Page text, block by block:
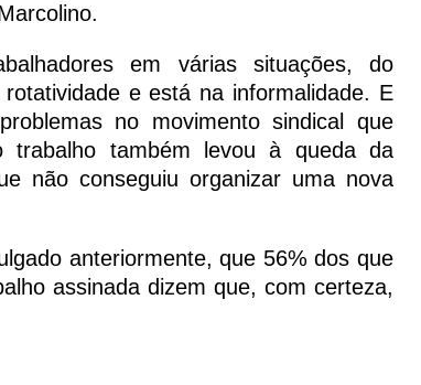
em várias situações, do
e está na informalidade. E
no movimento sindical que
trabalho também levou à queda da
não conseguiu organizar uma nova
anteriormente, que 56% dos que
assinada dizem que, com certeza,